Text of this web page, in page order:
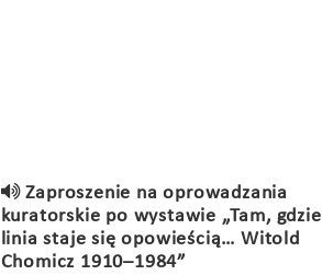
Zaproszenie na oprowadzania
kuratorskie po wystawie „Tam, gdzie
linia staje się opowieścią… Witold
Chomicz 1910–1984”